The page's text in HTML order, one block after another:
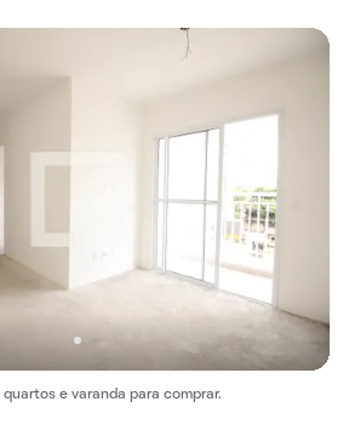
e varanda para comprar.